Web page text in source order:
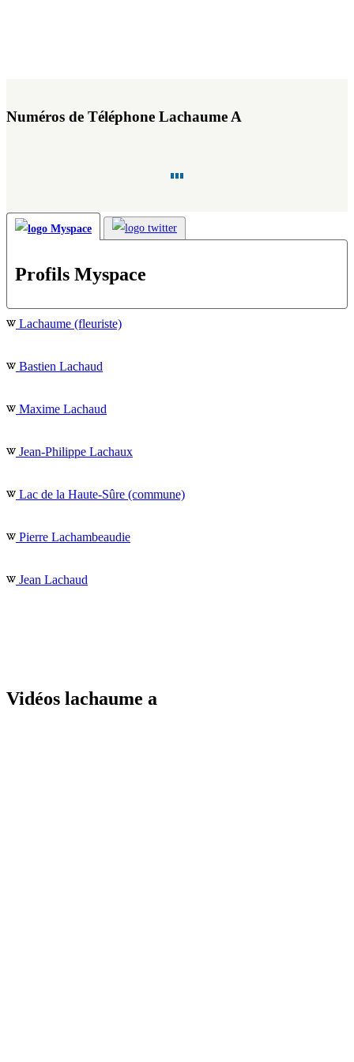
Numéros de Téléphone Lachaume A
Profils Myspace
Lachaume (fleuriste)
Bastien Lachaud
Maxime Lachaud
Jean-Philippe Lachaux
Lac de la Haute-Sûre (commune)
Pierre Lachambeaudie
Jean Lachaud
Vidéos lachaume a